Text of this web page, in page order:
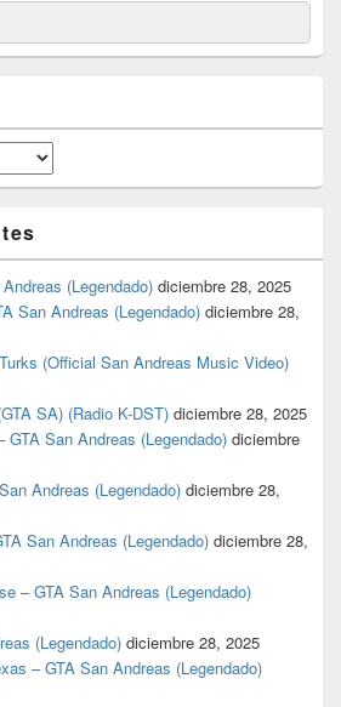
(Legendado) diciembre 28, 2025
San Andreas (Legendado) diciembre 28,
(Official San Andreas Music Video)
SA) (Radio K-DST) diciembre 28, 2025
San Andreas (Legendado) diciembre
Andreas (Legendado) diciembre 28,
San Andreas (Legendado) diciembre 28,
– GTA San Andreas (Legendado)
(Legendado) diciembre 28, 2025
– GTA San Andreas (Legendado)